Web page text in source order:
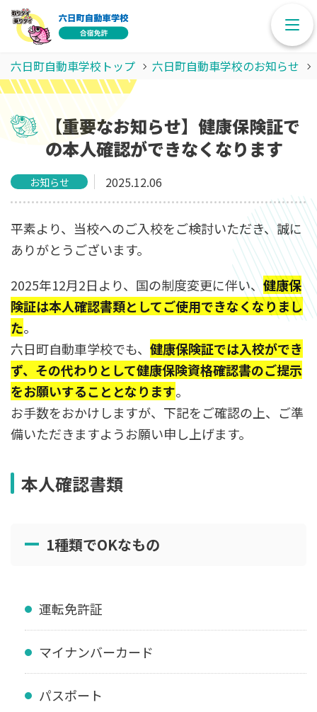
六日町自動車学校トップ 六日町自動車学校のお知らせ
【重要なお知らせ】健康保険証で
の本人確認ができなくなります
お知らせ 2025.12.06
平素より、当校へのご入校をご検討いただき、誠に
ありがとうございます。
2025年12月2日より、国の制度変更に伴い、健康保
険証は本人確認書類としてご使用できなくなりまし
た。
六日町自動車学校でも、 健康保険証では入校ができ
ず、その代わりとして健康保険資格確認書のご提示
をお願いすることとなります。
お手数をおかけしますが、下記をご確認の上、ご準
備いただきますようお願い申し上げます。
本人確認書類
1種類でOKなもの
運転免許証
マイナンバーカード
パスポート